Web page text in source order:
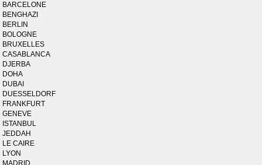
BARCELONE
BENGHAZI
BERLIN
BOLOGNE
BRUXELLES
CASABLANCA
DJERBA
DOHA
DUBAI
DUESSELDORF
FRANKFURT
GENEVE
ISTANBUL
JEDDAH
LE CAIRE
LYON
MADRID